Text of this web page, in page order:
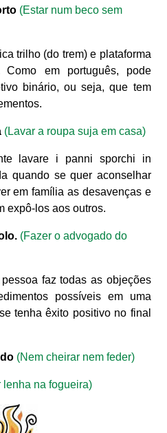
(Estar num beco sem
trilho (do trem) e plataforma
Como em português, pode
binário, ou seja, que tem
(Lavar a roupa suja em casa)
lavare i panni sporchi in
quando se quer aconselhar
em família as desavenças e
expô-los aos outros.
(Fazer o advogado do
faz todas as objeções
possíveis em uma
tenha êxito positivo no final
(Nem cheirar nem feder)
lenha na fogueira)